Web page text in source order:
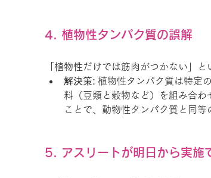
4. 植物性タンパク質の誤解
「植物性だけでは筋肉がつかない」と
解決策: 植物性タンパク質は特定
料（豆類と穀物など）を組み合
ことで、動物性タンパク質と同等
5. アスリートが明日から実施